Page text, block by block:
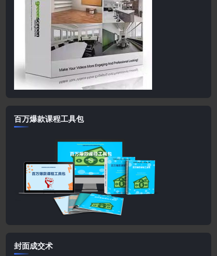
百万爆款课程工具包
封面成交术